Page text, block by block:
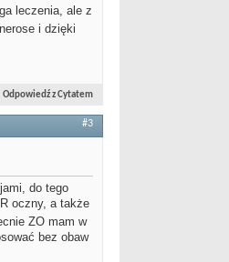
leczenia, ale z
i dzięki
Odpowiedź z Cytatem
#3
do tego
oczny, a także
ZO mam w
bez obaw